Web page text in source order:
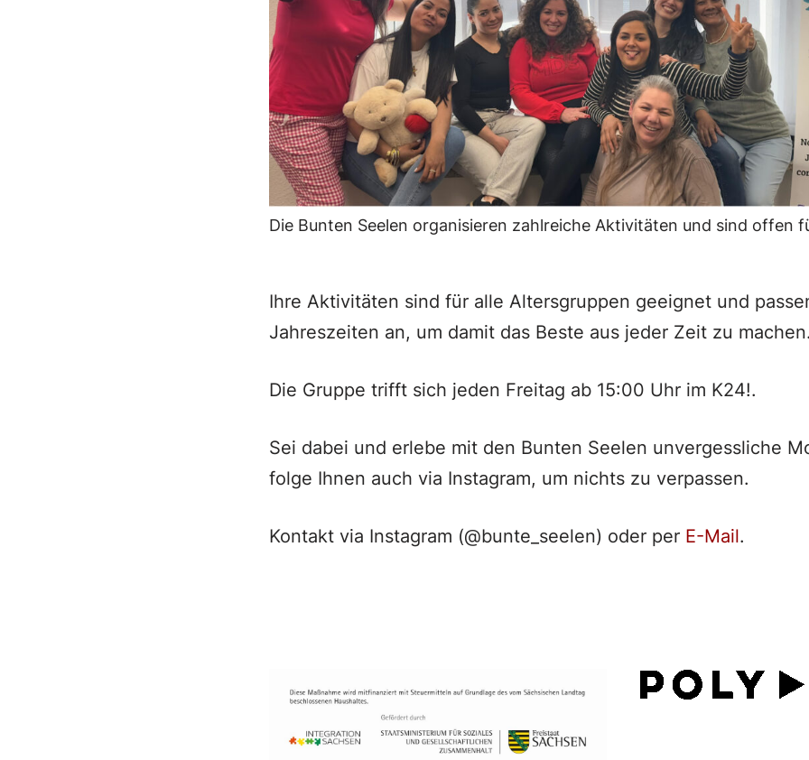
Die Bunten Seelen organisieren zahlreiche Aktivitäten und sind offen
Ihre Aktivitäten sind für alle Altersgruppen geeignet und
Jahreszeiten an, um damit das Beste aus jeder Zeit zu machen.
Die Gruppe trifft sich jeden Freitag ab 15:00 Uhr im K24!.
Sei dabei und erlebe mit den Bunten Seelen unvergessliche
folge Ihnen auch via Instagram, um nichts zu verpassen.
Kontakt via Instagram (@bunte_seelen) oder per E-Mail.